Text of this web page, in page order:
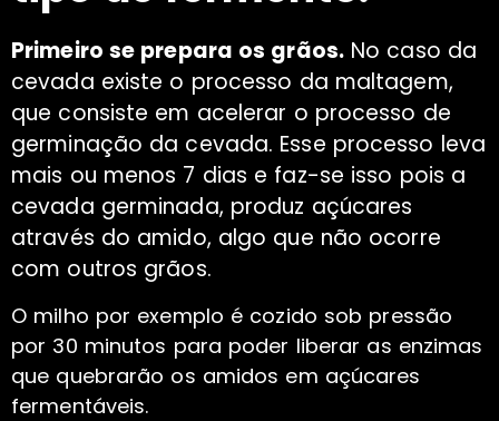
Primeiro se prepara os grãos.No caso da
cevada existe o processo da maltagem,
que consiste em acelerar o processo de
germinação da cevada. Esse processo leva
mais ou menos 7 dias e faz-se isso pois a
cevada germinada, produz açúcares
através do amido, algo que não ocorre
com outros grãos.
O milho por exemplo é cozido sob pressão
por 30 minutos para poder liberar as enzimas
que quebrarão os amidos em açúcares
fermentáveis.